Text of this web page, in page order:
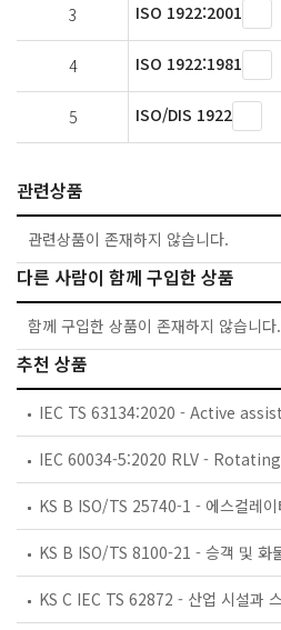
3 ISO 1922:2001
4 ISO 1922:1981
5 ISO/DIS 1922
관련상품
관련상품이 존재하지 않습니다.
다른 사람이 함께 구입한 상품
함께 구입한 상품이 존재하지 않습니다.
추천 상품